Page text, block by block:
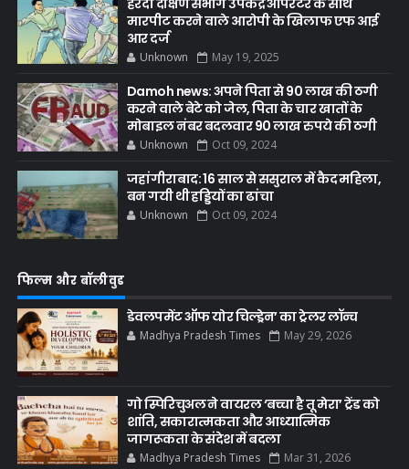
हरदा दक्षिण संभाग उपकेंद्र ऑपरेटर के साथ
मारपीट करने वाले आरोपी के खिलाफ एफ आई
आर दर्ज
Unknown May 19, 2025
Damoh news: अपने पिता से 90 लाख की ठगी
करने वाले बेटे को जेल, पिता के चार खातों के
मोबाइल नंबर बदलवार 90 लाख रुपये की ठगी
Unknown Oct 09, 2024
जहांगीराबाद: 16 साल से ससुराल में कैद महिला,
बन गयी थी हड्डियों का ढांचा
Unknown Oct 09, 2024
फिल्म और बॉलीवुड
डेवलपमेंट ऑफ योर चिल्ड्रेन’ का ट्रेलर लॉन्च
Madhya Pradesh Times May 29, 2026
गो स्पिरिचुअल ने वायरल ‘बच्चा है तू मेरा’ ट्रेंड को
शांति, सकारात्मकता और आध्यात्मिक
जागरूकता के संदेश में बदला
Madhya Pradesh Times Mar 31, 2026